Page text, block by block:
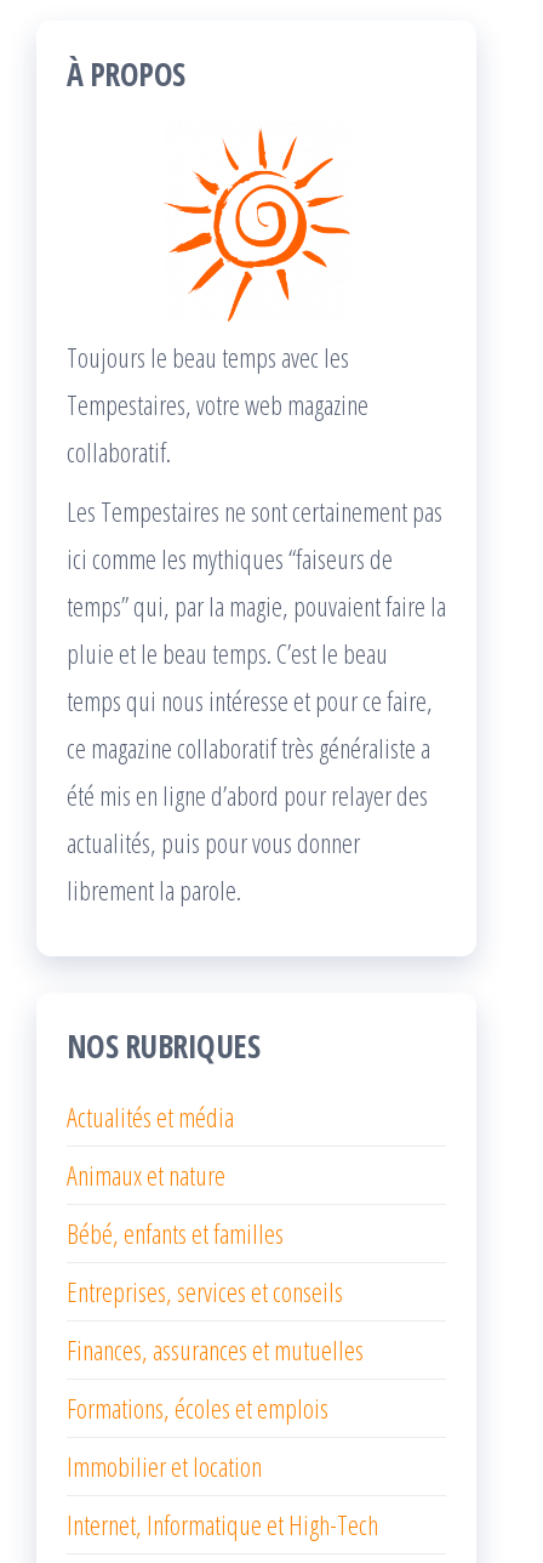
À PROPOS
Toujours le beau temps avec les
Tempestaires, votre web magazine
collaboratif.
Les Tempestaires ne sont certainement pas
ici comme les mythiques “faiseurs de
temps” qui, par la magie, pouvaient faire la
pluie et le beau temps. C’est le beau
temps qui nous intéresse et pour ce faire,
ce magazine collaboratif très généraliste a
été mis en ligne d’abord pour relayer des
actualités, puis pour vous donner
librement la parole.
NOS RUBRIQUES
Actualités et média
Animaux et nature
Bébé, enfants et familles
Entreprises, services et conseils
Finances, assurances et mutuelles
Formations, écoles et emplois
Immobilier et location
Internet, Informatique et High-Tech